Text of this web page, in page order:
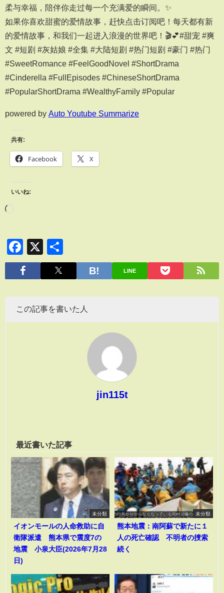
柔与幸福，陪伴你走过每一个充满爱的瞬间。✨
如果你喜欢甜蜜的爱情故事，赶快点击订阅吧！每天都有新
的爱情故事，和我们一起进入浪漫的世界吧！🎬💕#甜宠 #爽
文 #短剧 #灰姑娘 #全集 #大陆短剧 #热门短剧 #豪门 #热门
#SweetRomance #FeelGoodNovel #ShortDrama
#Cinderella #FullEpisodes #ChineseShortDrama
#PopularShortDrama #WealthyFamily #Popular
powered by Auto Youtube Summarize
共有:
Facebook X
いいね:
Facebook
X
有
LINE
この記事を書いた人
jin115t
最近書いた記事
未分類
イオンモールの人命救助に自
衛隊派遣 熊本県で震度7の
地震 小泉大臣(2026年7月28
日)
未分類
熊本地震：南阿蘇で新たに１
人の死亡確認 不明者の捜索
続く